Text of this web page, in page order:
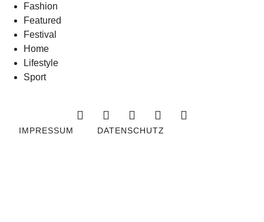
Fashion
Featured
Festival
Home
Lifestyle
Sport
IMPRESSUM DATENSCHUTZ